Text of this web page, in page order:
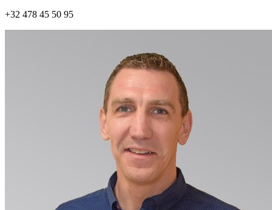
+32 478 45 50 95